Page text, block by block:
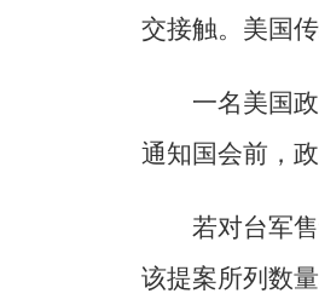
交接触。美国
一名美国
通知国会前，
若对台军
该提案所列数